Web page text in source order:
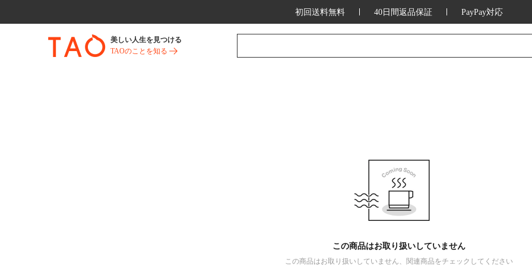
初回送料無料 40日間返品保証 PayPay対応
美しい人生を見つける
TAOのことを知る
この商品はお取り扱いしていません
この商品はお取り扱いしていません、関連商品をチェックしてください